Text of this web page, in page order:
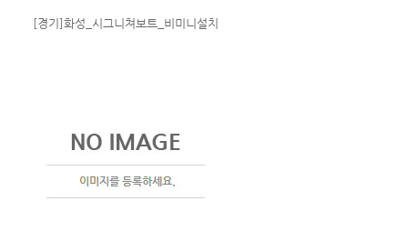
[경기]화성_시그니쳐보트_비미니설치